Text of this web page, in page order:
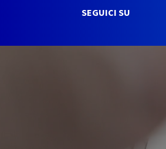
SEGUICI SU